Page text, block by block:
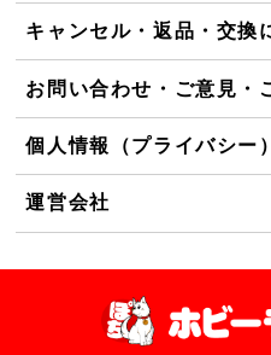
キャンセル・返品・交換
お問い合わせ・ご意見・
個人情報（プライバシー
運営会社